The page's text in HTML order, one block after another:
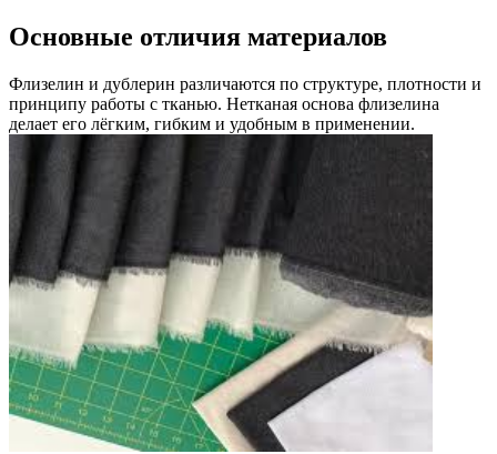
Основные отличия материалов
Флизелин и дублерин различаются по структуре, плотности и
принципу работы с тканью. Нетканая основа флизелина
делает его лёгким, гибким и удобным в применении.